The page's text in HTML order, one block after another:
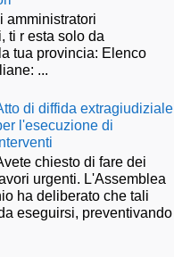
amministratori
ti r esta solo da
tua provincia: Elenco
...
di diffida extragiudiziale
l'esecuzione di
chiesto di fare dei
urgenti. L'Assemblea
ha deliberato che tali
eseguirsi, preventivando